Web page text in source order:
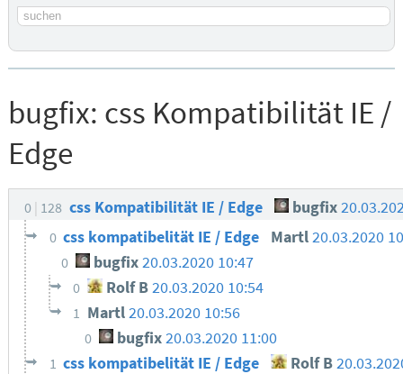
Suchbegriff
bugfix: css Kompatibilität IE /
Edge
0 128 css Kompatibilität IE / Edge bugfix
0 css kompatibelität IE / Edge Martl20.03.2020
0 bugfix 20.03.2020 10:47
0 Rolf B 20.03.2020 10:54
1 Martl20.03.2020 10:56
0 bugfix20.03.2020 11:00
1 css kompatibelität IE / Edge Rolf B